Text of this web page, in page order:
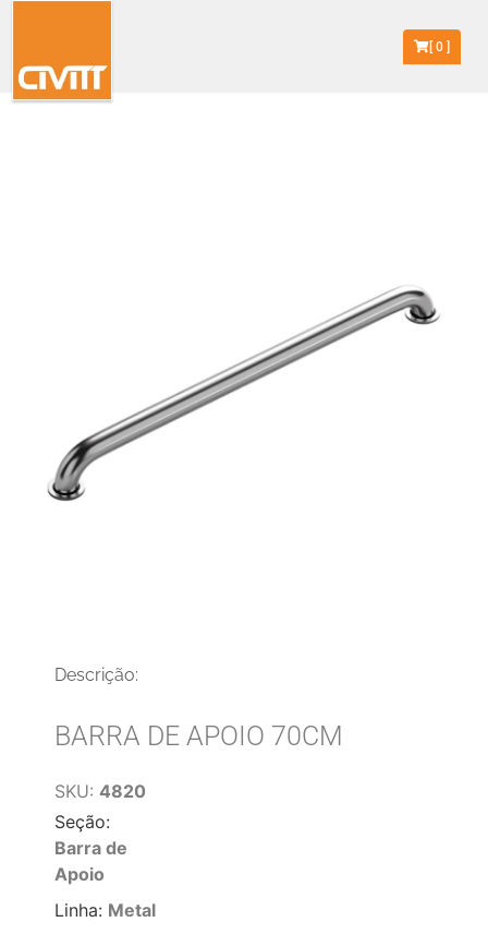
[0]
Descrição:
BARRA DE APOIO 70CM
SKU: 4820
Seção:
Barra de
Apoio
Linha: Metal